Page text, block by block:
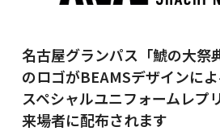
名古屋グランパス「鯱の大祭
のロゴがBEAMSデザインによ
スペシャルユニフォームレプ
来場者に配布されます